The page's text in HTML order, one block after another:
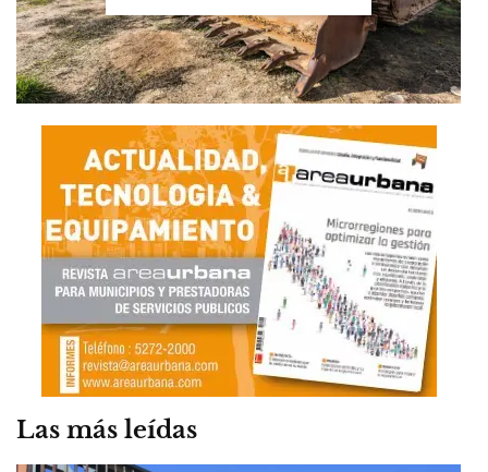
Las más leídas